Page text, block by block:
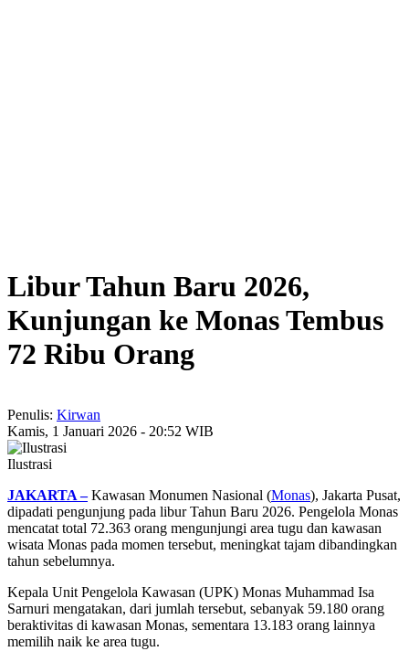
Libur Tahun Baru 2026,
Kunjungan ke Monas Tembus
72 Ribu Orang
Penulis: Kirwan
Kamis, 1 Januari 2026 - 20:52 WIB
Ilustrasi
JAKARTA –Kawasan Monumen Nasional (Monas), Jakarta Pusat,
dipadati pengunjung pada libur Tahun Baru 2026. Pengelola Monas
mencatat total 72.363 orang mengunjungi area tugu dan kawasan
wisata Monas pada momen tersebut, meningkat tajam dibandingkan
tahun sebelumnya.
Kepala Unit Pengelola Kawasan (UPK) Monas Muhammad Isa
Sarnuri mengatakan, dari jumlah tersebut, sebanyak 59.180 orang
beraktivitas di kawasan Monas, sementara 13.183 orang lainnya
memilih naik ke area tugu.